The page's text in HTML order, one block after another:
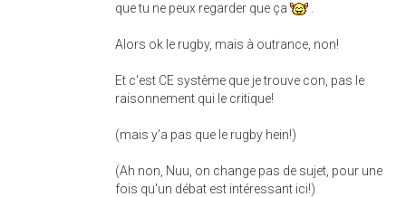
que tu ne peux regarder que ça
Alors ok le rugby, mais à outrance, non!
Et c'est CE système que je trouve con, pas le
raisonnement qui le critique!
(mais y'a pas que le rugby hein!)
(Ah non, Nuu, on change pas de sujet, pour une
fois qu'un débat est intéressant ici!)